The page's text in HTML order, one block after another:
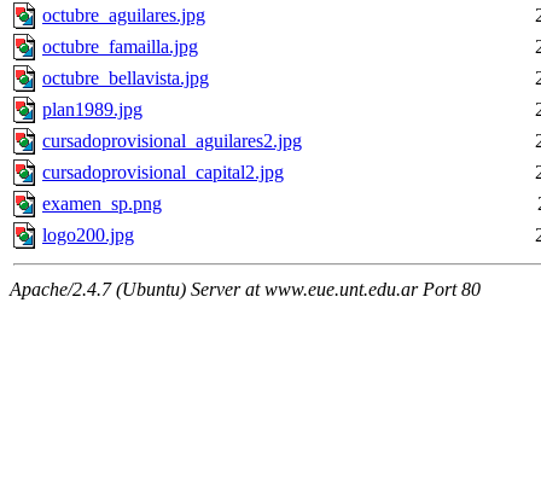
octubre_aguilares.jpg
octubre_famailla.jpg
octubre_bellavista.jpg
plan1989.jpg
cursadoprovisional_aguilares2.jpg
cursadoprovisional_capital2.jpg
examen_sp.png
logo200.jpg
Apache/2.4.7 (Ubuntu) Server at www.eue.unt.edu.ar Port 80